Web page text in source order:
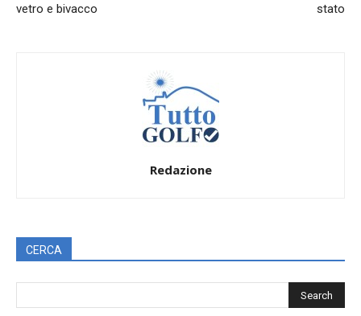
vetro e bivacco
stato
Redazione
CERCA